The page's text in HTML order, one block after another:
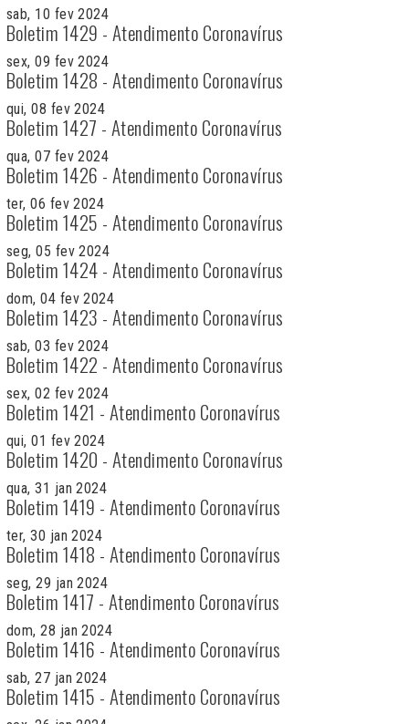
sab, 10 fev 2024
Boletim 1429 - Atendimento Coronavírus
sex, 09 fev 2024
Boletim 1428 - Atendimento Coronavírus
qui, 08 fev 2024
Boletim 1427 - Atendimento Coronavírus
qua, 07 fev 2024
Boletim 1426 - Atendimento Coronavírus
ter, 06 fev 2024
Boletim 1425 - Atendimento Coronavírus
seg, 05 fev 2024
Boletim 1424 - Atendimento Coronavírus
dom, 04 fev 2024
Boletim 1423 - Atendimento Coronavírus
sab, 03 fev 2024
Boletim 1422 - Atendimento Coronavírus
sex, 02 fev 2024
Boletim 1421 - Atendimento Coronavírus
qui, 01 fev 2024
Boletim 1420 - Atendimento Coronavírus
qua, 31 jan 2024
Boletim 1419 - Atendimento Coronavírus
ter, 30 jan 2024
Boletim 1418 - Atendimento Coronavírus
seg, 29 jan 2024
Boletim 1417 - Atendimento Coronavírus
dom, 28 jan 2024
Boletim 1416 - Atendimento Coronavírus
sab, 27 jan 2024
Boletim 1415 - Atendimento Coronavírus